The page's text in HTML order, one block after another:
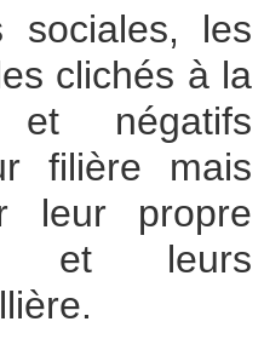
sociales, les
clichés à la
négatifs
filière mais
leur propre
et leurs